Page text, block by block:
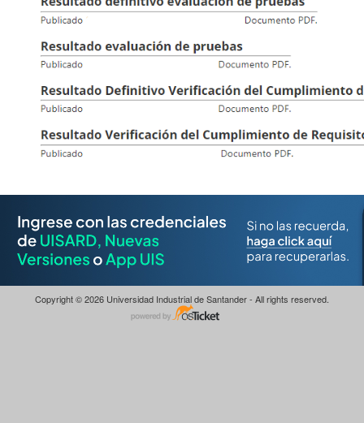
Copyright © 2026 Universidad Industrial de Santander - All rights reserved.